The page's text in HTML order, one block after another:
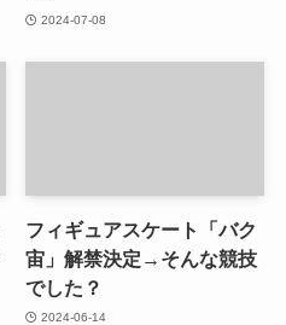
2024-07-08
フィギュアスケート「バク
宙」解禁決定→そんな競技
でした？
2024-06-14